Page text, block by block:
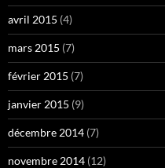
avril 2015 (4)
mars 2015 (7)
février 2015 (7)
janvier 2015 (9)
décembre 2014 (7)
novembre 2014 (12)